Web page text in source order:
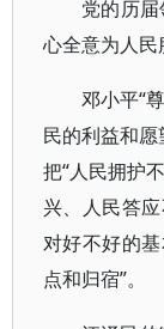
党的历
心全意为人民
邓小平“
民的利益和
把“人民拥护
兴、人民答
对好不好的
点和归宿”。